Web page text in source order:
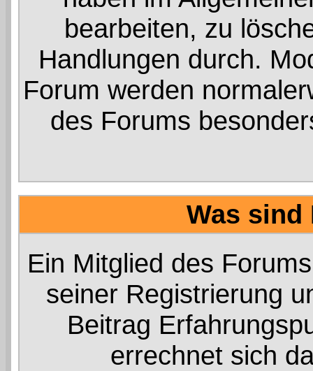
bearbeiten, zu
Handlungen durch.
Forum werden
des Forums
Was sind
Ein Mitglied des
seiner Registrierung
Beitrag
errechnet sich